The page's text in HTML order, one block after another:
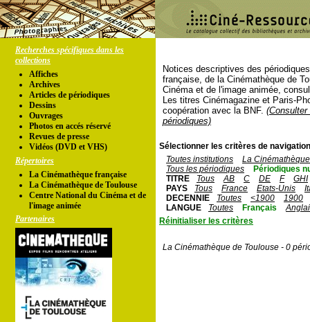
Recherches spécifiques dans les
collections
Affiches
Archives
Articles de périodiques
Dessins
Ouvrages
Photos en accés réservé
Revues de presse
Vidéos (DVD et VHS)
Répertoires
La Cinémathèque française
La Cinémathèque de Toulouse
Centre National du Cinéma et de
l'image animée
Partenaires
Notices descriptives des
française, de la Cinémathèque de
Cinéma et de l'image animée,
Les titres Cinémagazine et Paris-
coopération avec la BNF.
périodiques)
Sélectionner les critères de
Toutes institutions
La
Tous les périodiques
Périodiques
TITRE
Tous AB C DE F
GHI
PAYS
Tous France Etats-Unis
DECENNIE
Toutes <1900
1900
LANGUE
Toutes Français
Réinitialiser les critères
La Cinémathèque de Toulouse - 0